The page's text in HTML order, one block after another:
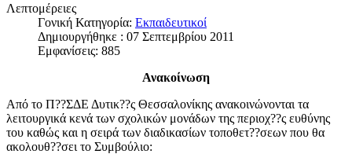
Λεπτομέρειες
Γονική Κατηγορία: Εκπαιδευτικοί
Δημιουργήθηκε : 07 Σεπτεμβρίου 2011
Εμφανίσεις: 885
Ανακοίνωση
Από το Π??ΣΔΕ Δυτικ??ς Θεσσαλονίκης ανακοινώνονται τα
λειτουργικά κενά των σχολικών μονάδων της περιοχ??ς ευθύνης
του καθώς και η σειρά των διαδικασίων τοποθετ??σεων που θα
ακολουθ??σει το Συμβούλιο: